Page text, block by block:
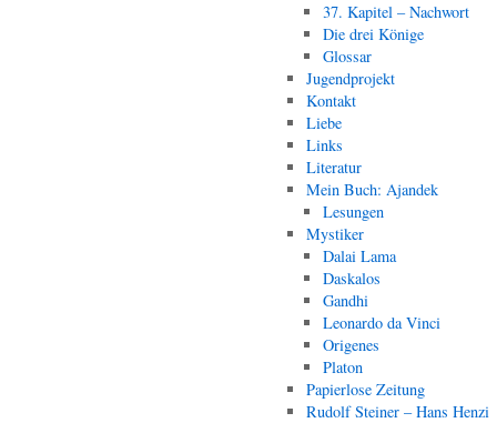
37. Kapitel – Nachwort
Die drei Könige
Glossar
Jugendprojekt
Kontakt
Liebe
Links
Literatur
Mein Buch: Ajandek
Lesungen
Mystiker
Dalai Lama
Daskalos
Gandhi
Leonardo da Vinci
Origenes
Platon
Papierlose Zeitung
Rudolf Steiner – Hans Henzi